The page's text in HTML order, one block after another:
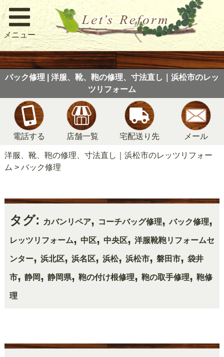
メニュー
バック修理 | 洋服、靴、鞄の修理、寸法直し｜浜松市のレッ
ツリフォーム
電話する 店舗一覧 宅配送り先 メール
洋服、靴、鞄の修理、寸法直し｜浜松市のレッツリフォー
ム > バック修理
タグ: カバンリペア, コーチバッグ修理,バック修理,
レッツリフォーム, 中区, 中央区, 洋服靴鞄リフォームセ
ンター, 浜北区, 浜名区, 浜松, 浜松市, 磐田市, 袋井
市, 静岡, 静岡県, 鞄の付け根修理, 鞄の取手修理, 鞄修
理